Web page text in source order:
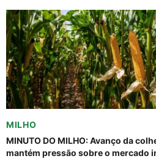
MILHO
MINUTO DO MILHO: Avanço da
mantém pressão sobre o mercado